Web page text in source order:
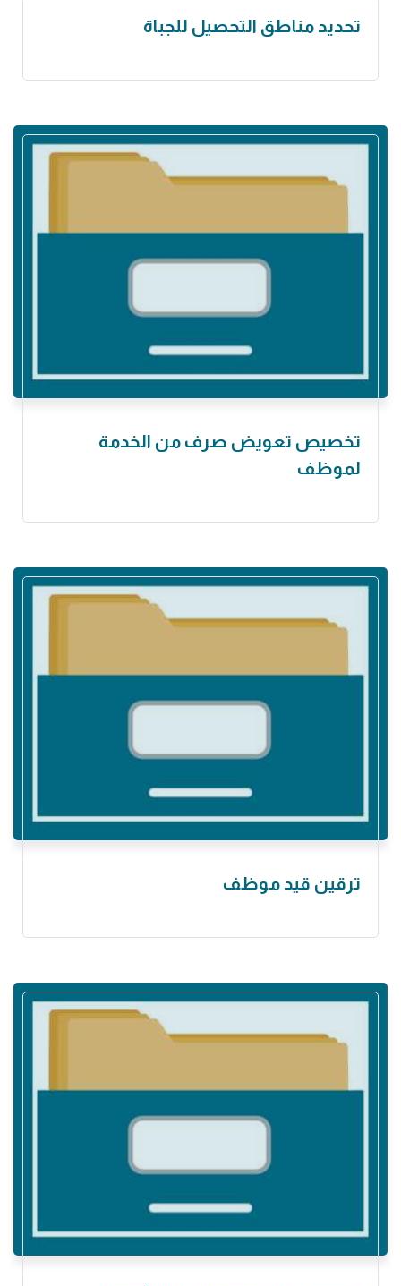
تحديد مناطق التحصيل للجباة
تخصيص تعويض صرف ‏من الخدمة
لموظف
ترقين قيد موظف